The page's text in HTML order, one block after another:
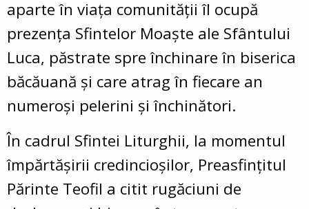
aparte în viața comunității îl ocupă
prezența Sfintelor Moaște ale Sfântului
Luca, păstrate spre închinare în biserica
băcăuană și care atrag în fiecare an
numeroși pelerini și închinători.
În cadrul Sfintei Liturghii, la momentul
împărtășirii credincioșilor, Preasfințitul
Părinte Teofil a citit rugăciuni de